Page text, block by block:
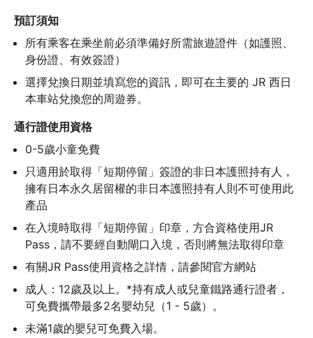
預訂須知
所有乘客在乘坐前必須準備好所需旅遊證件（如護照、
身份證、有效簽證）
選擇兌換日期並填寫您的資訊，即可在主要的 JR 西日
本車站兌換您的周遊券。
通行證使用資格
0-5歲小童免費
只適用於取得「短期停留」簽證的非日本護照持有人，
擁有日本永久居留權的非日本護照持有人則不可使用此
產品
在入境時取得「短期停留」印章，方合資格使用JR
Pass，請不要經自動閘口入境，否則將無法取得印章
有關JR Pass使用資格之詳情，請參閱官方網站
成人：12歲及以上。*持有成人或兒童鐵路通行證者，
可免費攜帶最多2名嬰幼兒（1 - 5歲）。
未滿1歲的嬰兒可免費入場。